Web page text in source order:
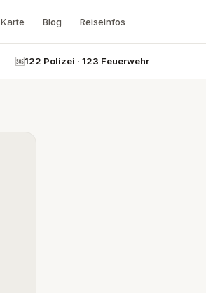
Karte Blog Reiseinfos
🆘122 Polizei · 123 Feuerwehr · 124